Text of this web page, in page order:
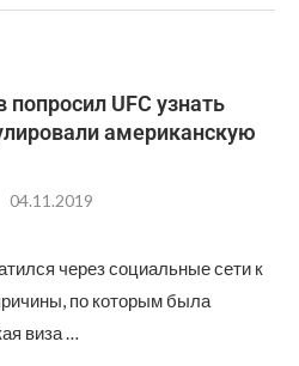
UFC узнать
американскую
04.11.2019
через социальные сети к
по которым была
виза …